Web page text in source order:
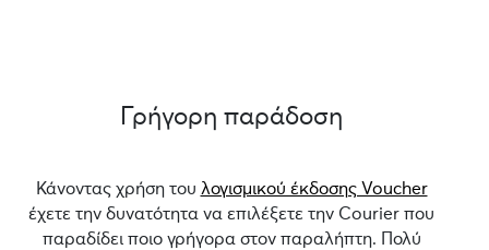
Γρήγορη παράδοση
Κάνοντας χρήση του λογισμικού έκδοσης Voucher
έχετε την δυνατότητα να επιλέξετε την Courier που
παραδίδει ποιο γρήγορα στον παραλήπτη. Πολύ